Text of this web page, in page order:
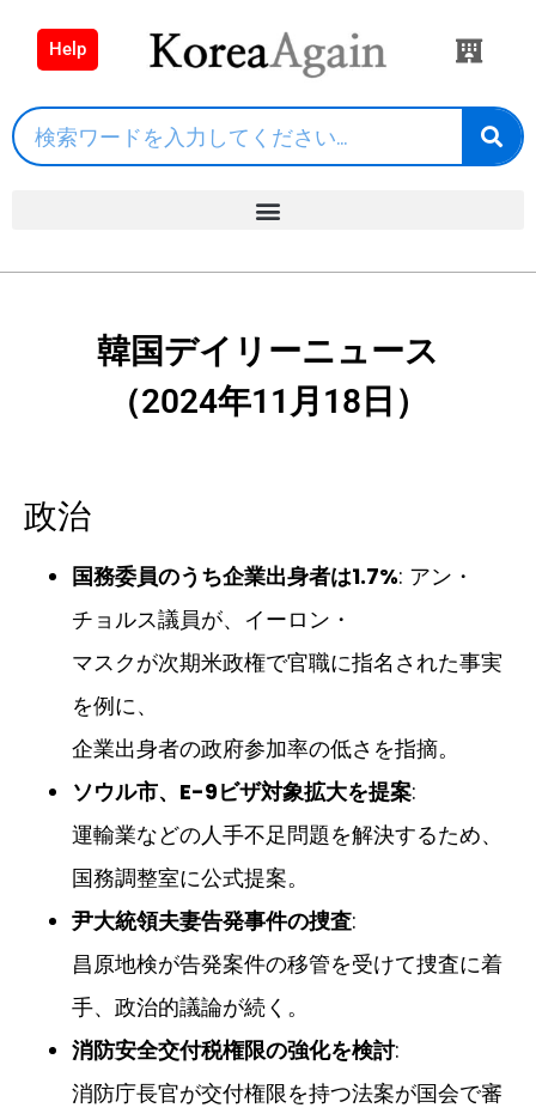
Help
韓国デイリーニュース
（2024年11月18日）
政治
国務委員のうち企業出身者は1.7%: アン・
チョルス議員が、イーロン・
マスクが次期米政権で官職に指名された事実
を例に、
企業出身者の政府参加率の低さを指摘。
ソウル市、E-9ビザ対象拡大を提案:
運輸業などの人手不足問題を解決するため、
国務調整室に公式提案。
尹大統領夫妻告発事件の捜査:
昌原地検が告発案件の移管を受けて捜査に着
手、政治的議論が続く。
消防安全交付税権限の強化を検討:
消防庁長官が交付権限を持つ法案が国会で審